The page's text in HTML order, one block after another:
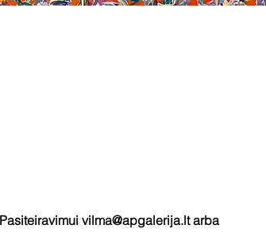
vilma@apgalerija.lt arba